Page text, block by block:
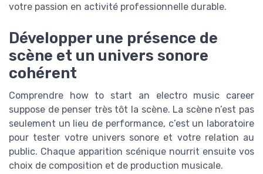
votre passion en activité professionnelle durable.
Développer une présence de
scène et un univers sonore
cohérent
Comprendre how to start an electro music career
suppose de penser très tôt la scène. La scène n’est pas
seulement un lieu de performance, c’est un laboratoire
pour tester votre univers sonore et votre relation au
public. Chaque apparition scénique nourrit ensuite vos
choix de composition et de production musicale.